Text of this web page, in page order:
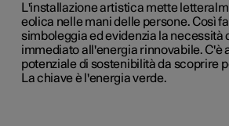
L'installazione artistica mette
eolica nelle mani delle persone. Così
simboleggia ed evidenzia la necessità
immediato all'energia rinnovabile. C'è
potenziale di sostenibilità da scoprire
La chiave è l'energia verde.